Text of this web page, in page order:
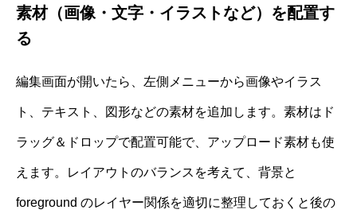
素材（画像・文字・イラストなど）を配置す
る
編集画面が開いたら、左側メニューから画像やイラス
ト、テキスト、図形などの素材を追加します。素材はド
ラッグ＆ドロップで配置可能で、アップロード素材も使
えます。レイアウトのバランスを考えて、背景と
foreground のレイヤー関係を適切に整理しておくと後の